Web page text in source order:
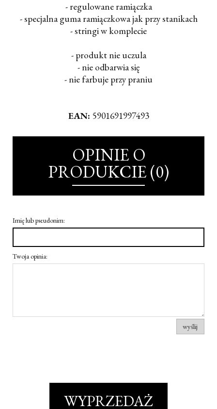
- regulowane ramiączka
- specjalna guma ramiączkowa jak przy stanikach
- stringi w komplecie
- produkt nie uczula
- nie odbarwia się
- nie farbuje przy praniu
EAN: 5901691997493
OPINIE O
PRODUKCIE (0)
Imię lub pseudonim:
Twoja opinia:
wyślij
WYPRZEDAŻ